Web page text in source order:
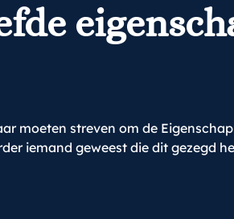
moeten streven om de
iemand geweest die dit gezegd